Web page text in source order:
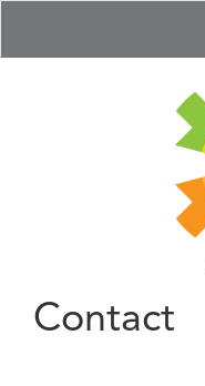
Contact